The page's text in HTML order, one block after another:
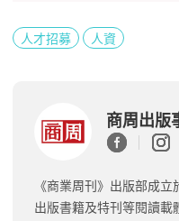
人才招募 人資
商周出版
《商業周刊》出版部成
出版書籍及特刊等閱讀載